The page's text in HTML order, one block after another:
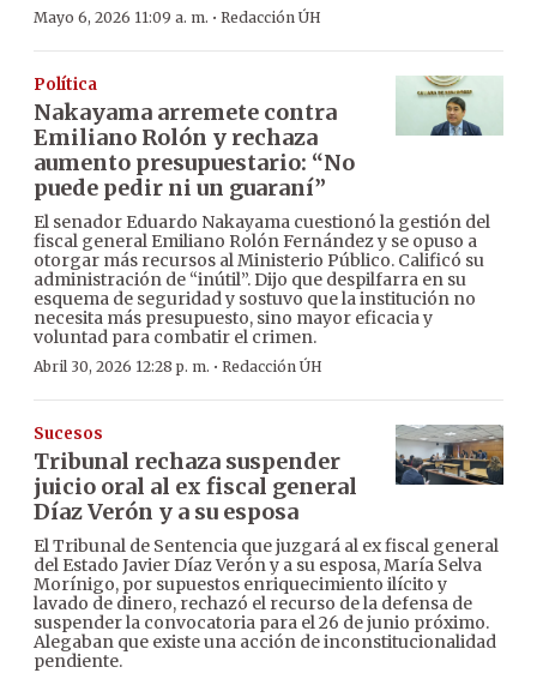
Mayo 6, 2026 11:09 a. m. · Redacción ÚH
Política
Nakayama arremete contra
Emiliano Rolón y rechaza
aumento presupuestario: “No
puede pedir ni un guaraní”
El senador Eduardo Nakayama cuestionó la gestión del
fiscal general Emiliano Rolón Fernández y se opuso a
otorgar más recursos al Ministerio Público. Calificó su
administración de “inútil”. Dijo que despilfarra en su
esquema de seguridad y sostuvo que la institución no
necesita más presupuesto, sino mayor eficacia y
voluntad para combatir el crimen.
Abril 30, 2026 12:28 p. m. · Redacción ÚH
Sucesos
Tribunal rechaza suspender
juicio oral al ex fiscal general
Díaz Verón y a su esposa
El Tribunal de Sentencia que juzgará al ex fiscal general
del Estado Javier Díaz Verón y a su esposa, María Selva
Morínigo, por supuestos enriquecimiento ilícito y
lavado de dinero, rechazó el recurso de la defensa de
suspender la convocatoria para el 26 de junio próximo.
Alegaban que existe una acción de inconstitucionalidad
pendiente.